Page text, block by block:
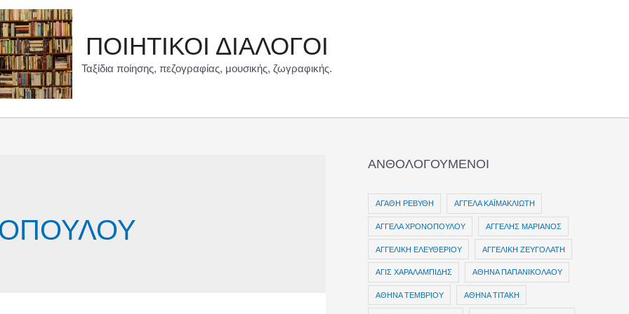
ΠΟΙΗΤΙΚΟΙ ΔΙΑΛΟΓΟΙ
Ταξίδια ποίησης, πεζογραφίας, μουσικής, ζωγραφικής.
ΑΝΘΟΛΟΓΟΥΜΕΝΟΙ
ΑΓΑΘΗ ΡΕΒΥΘΗ ΑΓΓΕΛΑ ΚΑΪΜΑΚΛΙΩΤΗ
ΑΓΓΕΛΑ ΧΡΟΝΟΠΟΥΛΟΥ ΑΓΓΕΛΗΣ ΜΑΡΙΑΝΟΣ
ΑΓΓΕΛΙΚΗ ΕΛΕΥΘΕΡΙΟΥ ΑΓΓΕΛΙΚΗ ΖΕΥΓΟΛΑΤΗ
ΑΓΙΣ ΧΑΡΑΛΑΜΠΙΔΗΣ ΑΘΗΝΑ ΠΑΠΑΝΙΚΟΛΑΟΥ
ΑΘΗΝΑ ΤΕΜΒΡΙΟΥ ΑΘΗΝΑ ΤΙΤΑΚΗ